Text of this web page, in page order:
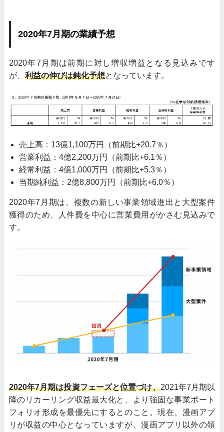
2020年7月期の業績予想
2020年7月期は前期に対し増収増益となる見込みです
が、 利益の伸びは鈍化予想となっています。
売上高：13億1,100万円（前期比+20.7％）
営業利益：4億2,200万円（前期比+6.1％）
経常利益：4億1,000万円（前期比+5.3％）
当期純利益：2億8,800万円（前期比+6.0％）
2020年7⽉期は、複数の新しい事業領域進出と⼤型案件
獲得のため、⼈件費を中心に営業費用がかさむ見込みで
す。
2020年7⽉期は投資フェーズと位置づけ、2021年7月期以
降のリカーリング収益最大化と、より強固な事業ポート
フォリオ形成を最優先にするとのこと。現在、漫画アプ
リが収益の中心となっていますが、漫画アプリ以外の領